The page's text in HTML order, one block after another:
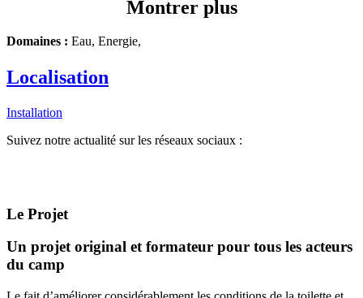
Montrer plus
Domaines : Eau, Energie,
Localisation
Installation
Suivez notre actualité sur les réseaux sociaux :
Le Projet
Un projet original et formateur pour tous les acteurs
du camp